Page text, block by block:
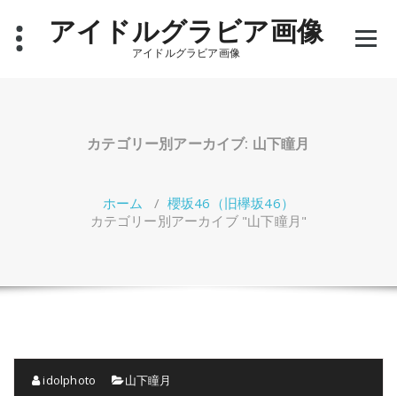
アイドルグラビア画像
アイドルグラビア画像
カテゴリー別アーカイブ: 山下瞳月
ホーム / 櫻坂46（旧欅坂46）
カテゴリー別アーカイブ "山下瞳月"
idolphoto 山下瞳月